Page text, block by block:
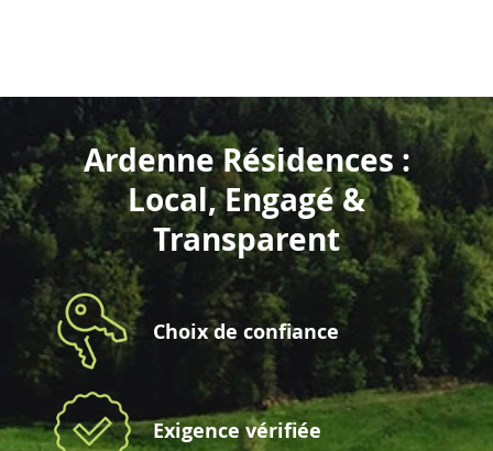
Ardenne Résidences :
Local, Engagé &
Transparent
Choix de confiance
Exigence vérifiée